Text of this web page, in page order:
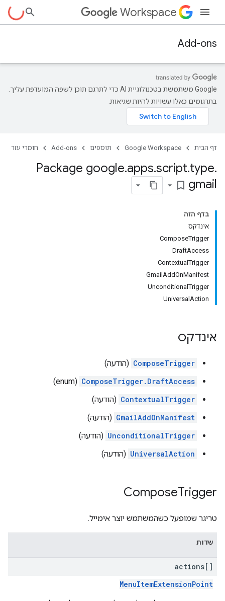
Workspace
Add-ons
‫Google משתמשת בטכנולוגיית AI כדי לתרגם תוכן לשפה המועדפת עליך.
בתרגומים כאלו עשויות להיות שגיאות.
דף הבית Google Workspace תוספים Add-ons חומרי עזר
Package google.apps.script.type.
gmail
bookmark_border
בדף הזה
אינדקס
ComposeTrigger
DraftAccess
ContextualTrigger
GmailAddOnManifest
UnconditionalTrigger
UniversalAction
אינדקס
ComposeTrigger (הודעה)
ComposeTrigger.DraftAccess
(enum)
ContextualTrigger (הודעה)
GmailAddOnManifest (הודעה)
UnconditionalTrigger (הודעה)
UniversalAction (הודעה)
ComposeTrigger
טריגר שמופעל כשהמשתמש יוצר אימייל.
שדות
actions[]
MenuItemExtensionPoint